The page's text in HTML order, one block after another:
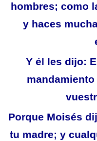
hombres; como
y haces
Y él les dijo:
Porque Moisés
tu madre; y